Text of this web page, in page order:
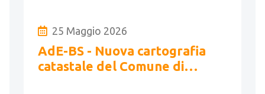
25 Maggio 2026
AdE-BS - Nuova cartografia
catastale del Comune di